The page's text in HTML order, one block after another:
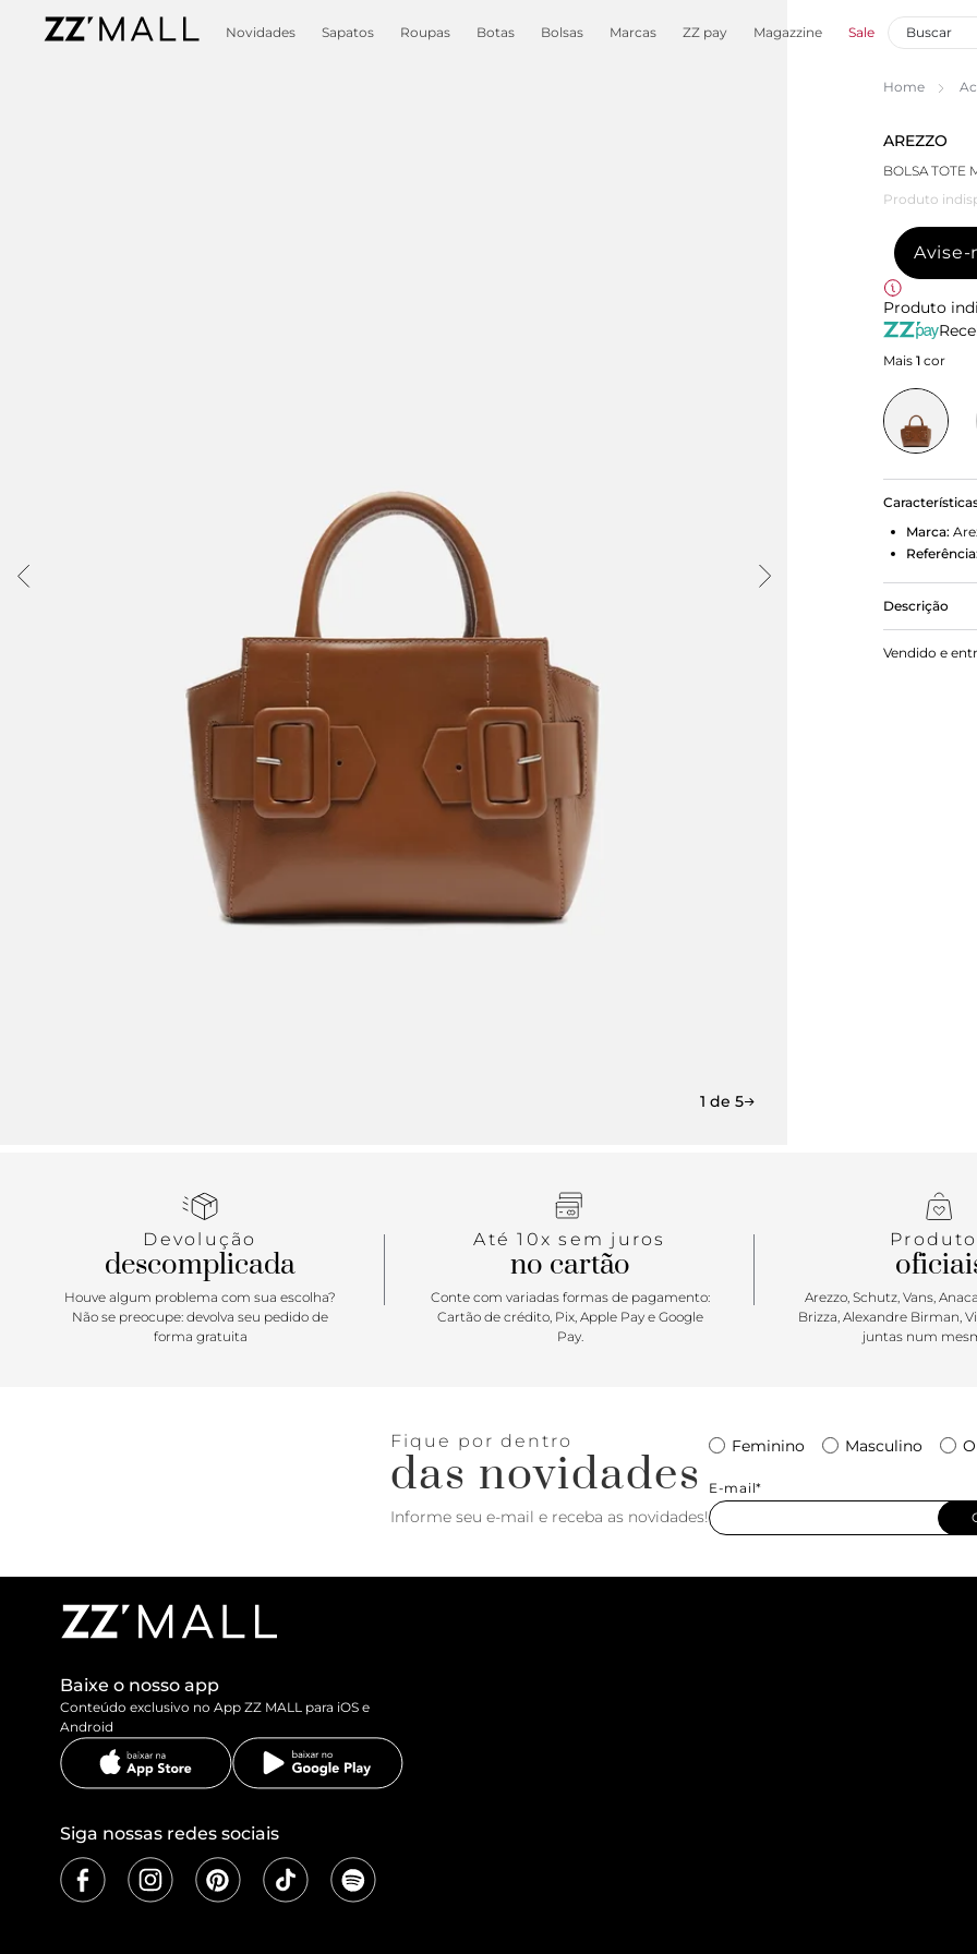
Novidades Sapatos Roupas Botas Bolsas Marcas ZZ pay Magazzine Sale
1 de 5
Home
AREZZO
BOLSA TOTE
Produto
Avise-
Produto
Mais 1 cor
Marca:
Referência:
Descrição
Bolsa tote
O
Vendido e
Devolução
descomplicada
Houve algum problema com sua escolha?
Não se preocupe: devolva seu pedido de
forma gratuita
Até 10x sem juros
no cartão
Conte com variadas formas de pagamento:
Cartão de crédito, Pix, Apple Pay e Google
Pay.
Arezzo, Schutz, Vans,
Brizza, Alexandre Birman,
juntas num
Fique por dentro
das novidades
Informe seu e-mail e receba as novidades!
Feminino Masculino
E-mail*
Baixe o nosso app
Conteúdo exclusivo no App ZZ MALL para iOS e
Android
Siga nossas redes sociais